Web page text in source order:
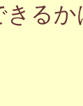
る